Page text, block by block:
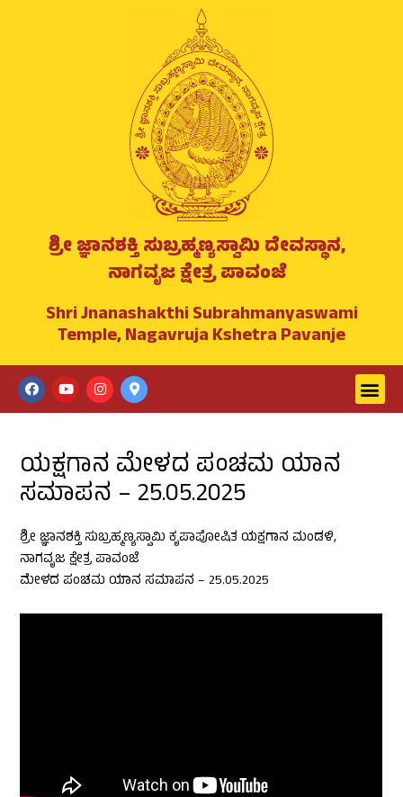
ಶ್ರೀ ಜ್ಞಾನಶಕ್ತಿ ಸುಬ್ರಹ್ಮಣ್ಯಸ್ವಾಮಿ ದೇವಸ್ಥಾನ,
ನಾಗವೃಜ ಕ್ಷೇತ್ರ ಪಾವಂಜೆ
Shri Jnanashakthi Subrahmanyaswami
Temple, Nagavruja Kshetra Pavanje
F
a
c
o
k
Y
o
u
b
e
I
n
s
g
r
a
m
M
a
p
a
r
k
e
a
l
t
ಯಕ್ಷಗಾನ ಮೇಳದ ಪಂಚಮ ಯಾನ
ಸಮಾಪನ – 25.05.2025
ಶ್ರೀ ಜ್ಞಾನಶಕ್ತಿ ಸುಬ್ರಹ್ಮಣ್ಯಸ್ವಾಮಿ ಕೃಪಾಪೋಷಿತ ಯಕ್ಷಗಾನ ಮಂಡಳಿ,
ನಾಗವೃಜ ಕ್ಷೇತ್ರ ಪಾವಂಜೆ
ಮೇಳದ ಪಂಚಮ ಯಾನ ಸಮಾಪನ – 25.05.2025